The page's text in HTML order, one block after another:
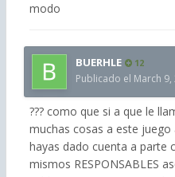
modo
BUERHLE 12
Publicado el March 9,
??? como que si a que le
muchas cosas a este
hayas dado cuenta a parte
mismos RESPONSABLES